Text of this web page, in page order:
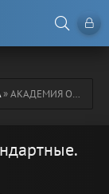
» АКАДЕМИЯ ОБОРОТНЕЙ: НЕСТАНДАРТНЫЕ. КНИГА 1